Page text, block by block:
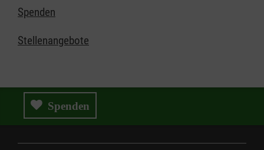
Spenden
Stellenangebote
Spenden